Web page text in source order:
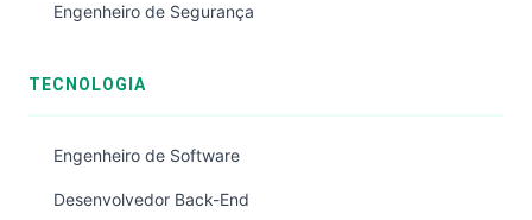
Engenheiro de Segurança
TECNOLOGIA
Engenheiro de Software
Desenvolvedor Back-End